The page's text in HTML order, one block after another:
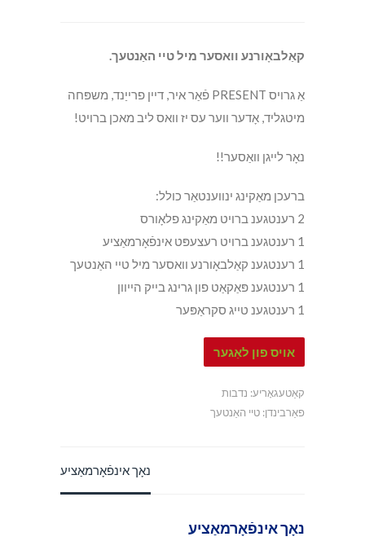
קאַלבאָורנע וואסער מיל טיי האַנטעך.
אַ גרויס PRESENT פֿאַר איר, דיין פרייַנד, משפּחה
מיטגליד, אָדער ווער עס יז וואס ליב מאכן ברויט!
נאָר לייגן וואַסער!!
ברעכן מאַקינג ינווענטאַר כולל:
2 רענטגענ ברויט מאַקינג פלאָורס
1 רענטגענ ברויט רעצעפּט אינפֿאָרמאַציע
1 רענטגענ קאַלבאָורנע וואסער מיל טיי האַנטעך
1 רענטגענ פּאַקאַט פון גרינג בייק הייוון
1 רענטגענ טייג סקראַפּער
אויס פון לאַגער
קאַטעגאָריע: נדבות
פאַרבינדן: טיי האַנטעך
נאָך אינפֿאָרמאַציע
נאָך אינפֿאָרמאַציע